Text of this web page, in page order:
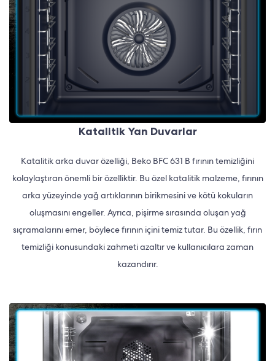
Katalitik Yan Duvarlar
Katalitik arka duvar özelliği, Beko BFC 631 B fırının temizliğini
kolaylaştıran önemli bir özelliktir. Bu özel katalitik malzeme, fırının
arka yüzeyinde yağ artıklarının birikmesini ve kötü kokuların
oluşmasını engeller. Ayrıca, pişirme sırasında oluşan yağ
sıçramalarını emer, böylece fırının içini temiz tutar. Bu özellik, fırın
temizliği konusundaki zahmeti azaltır ve kullanıcılara zaman
kazandırır.